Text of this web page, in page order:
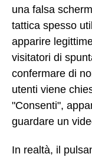
una falsa
tattica spesso
apparire
visitatori di
confermare di
utenti viene
"Consenti",
guardare un
In realtà, il